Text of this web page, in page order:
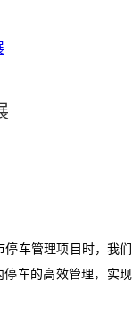
停车管理项目时，我
车的高效管理，实